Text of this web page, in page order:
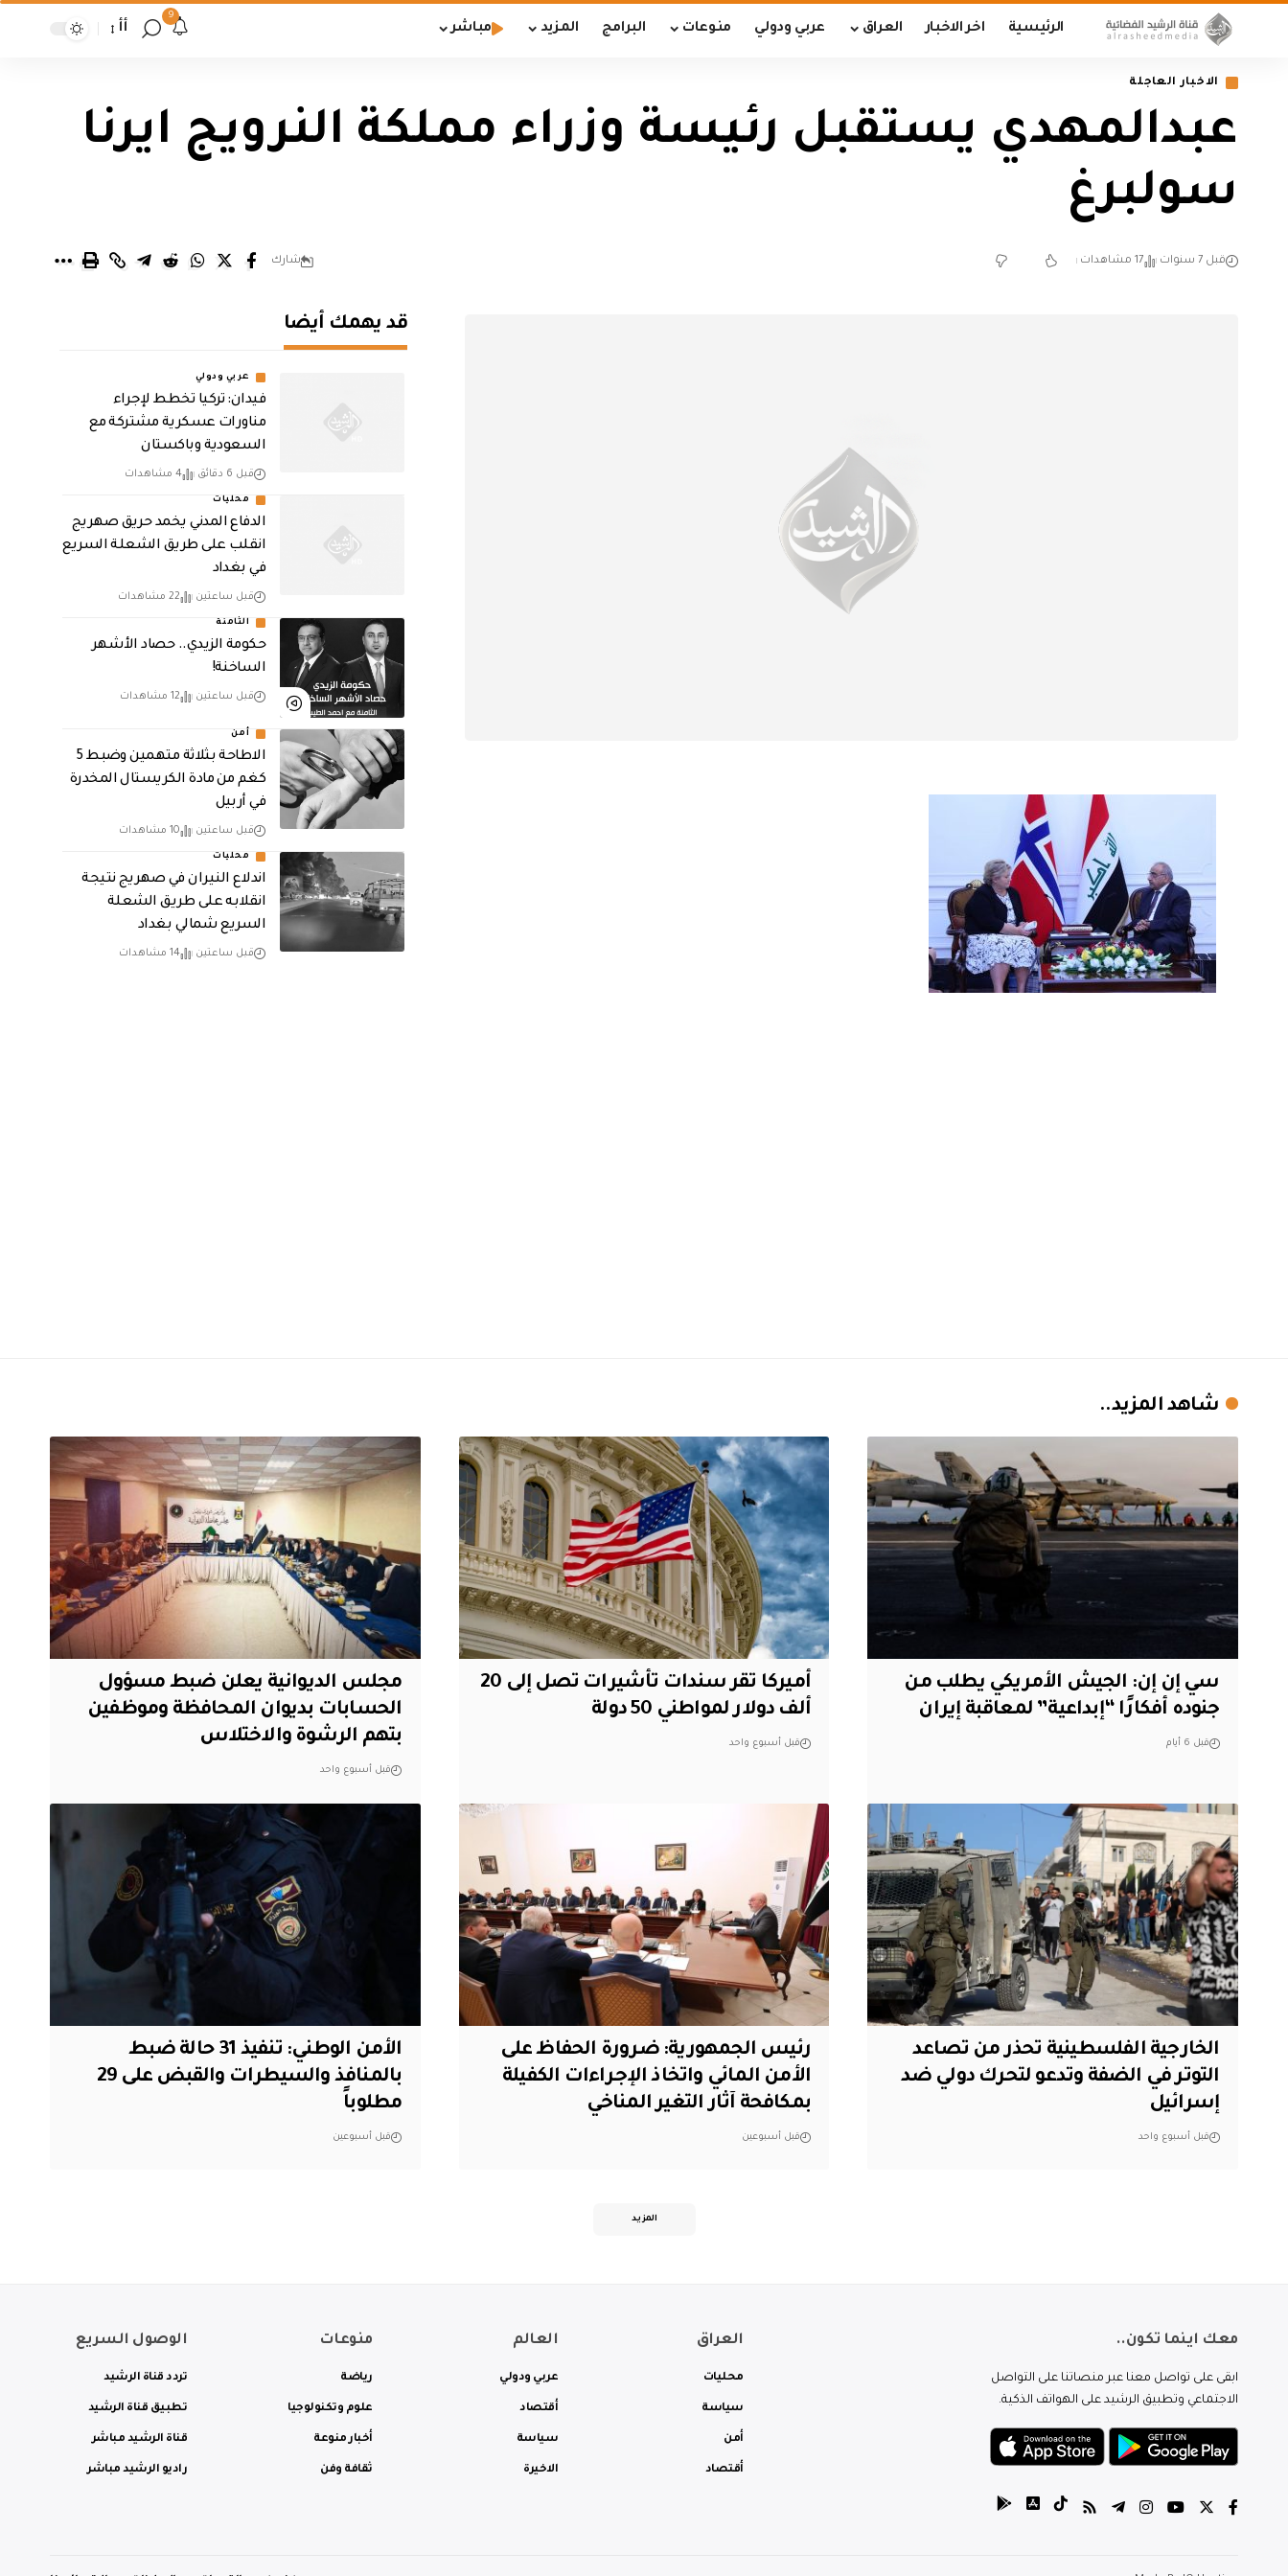
الرئيسية اخر الاخبار العراق عربي ودولي منوعات البرامج المزيد مباشر
9
أأ
الاخبار العاجلة
عبدالمهدي يستقبل رئيسة وزراء مملكة النرويج ايرنا
سولبرغ
قبل 7 سنوات 17 مشاهدات شارك
قد يهمك أيضا
عربي ودولي
فيدان: تركيا تخطط لإجراء
مناورات عسكرية مشتركة مع
السعودية وباكستان
قبل 6 دقائق 4 مشاهدات
محليات
الدفاع المدني يخمد حريق صهريج
انقلب على طريق الشعلة السريع
في بغداد
قبل ساعتين 22 مشاهدات
الثامنة
حكومة الزيدي.. حصاد الأشهر
الساخنة!
قبل ساعتين 12 مشاهدات
أمن
الاطاحة بثلاثة متهمين وضبط 5
كغم من مادة الكريستال المخدرة ​
في أربيل
قبل ساعتين 10 مشاهدات
محليات
اندلاع النيران في صهريج نتيجة
انقلابه على طريق الشعلة
السريع شمالي بغداد
قبل ساعتين 14 مشاهدات
شاهد المزيد..
سي إن إن: الجيش الأمريكي يطلب من
جنوده أفكارًا “إبداعية” لمعاقبة إيران
قبل 6 أيام
أميركا تقر سندات تأشيرات تصل إلى 20
ألف دولار لمواطني 50 دولة
قبل أسبوع واحد
مجلس الديوانية يعلن ضبط مسؤول
الحسابات بديوان المحافظة وموظفين
بتهم الرشوة والاختلاس
قبل أسبوع واحد
الخارجية الفلسطينية تحذر من تصاعد
التوتر في الضفة وتدعو لتحرك دولي ضد
إسرائيل
قبل أسبوع واحد
رئيس الجمهورية: ضرورة الحفاظ على
الأمن المائي واتخاذ الإجراءات الكفيلة
بمكافحة آثار التغير المناخي
قبل أسبوعين
الأمن الوطني: تنفيذ 31 حالة ضبط
بالمنافذ والسيطرات والقبض على 29
مطلوباً
قبل أسبوعين
المزيد
معك اينما تكون..
ابقى على تواصل معنا عبر منصاتنا على التواصل
الاجتماعي وتطبيق الرشيد على الهواتف الذكية.
العراق
محليات
سياسة
أمن
أقتصاد
العالم
عربي ودولي
أقتصاد
سياسة
الاخيرة
منوعات
رياضة
علوم وتكنولوجيا
أخبار منوعة
ثقافة وفن
الوصول السريع
تردد قناة الرشيد
تطبيق قناة الرشيد
قناة الرشيد مباشر
راديو الرشيد مباشر